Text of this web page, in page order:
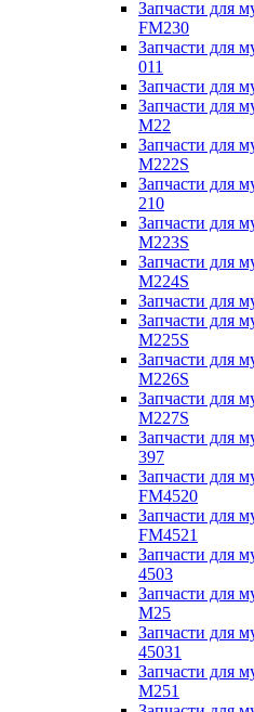
Запчасти для
FM230
Запчасти для
011
Запчасти для
Запчасти для
M22
Запчасти для
M222S
Запчасти для
210
Запчасти для
M223S
Запчасти для
M224S
Запчасти для
Запчасти для
M225S
Запчасти для
M226S
Запчасти для
M227S
Запчасти для
397
Запчасти для
FM4520
Запчасти для
FM4521
Запчасти для
4503
Запчасти для
M25
Запчасти для
45031
Запчасти для
M251